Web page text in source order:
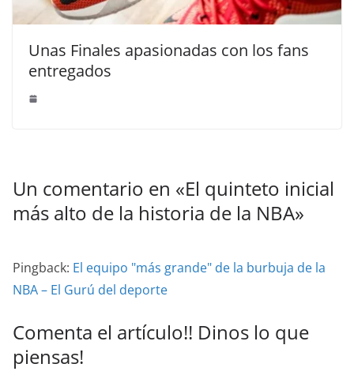
Unas Finales apasionadas con los fans
entregados
Un comentario en «El quinteto inicial
más alto de la historia de la NBA»
Pingback: El equipo "más grande" de la burbuja de la
NBA – El Gurú del deporte
Comenta el artículo!! Dinos lo que
piensas!